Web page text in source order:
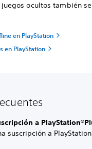
ocultos también
en PlayStation
en PlayStation
a
suscripción a